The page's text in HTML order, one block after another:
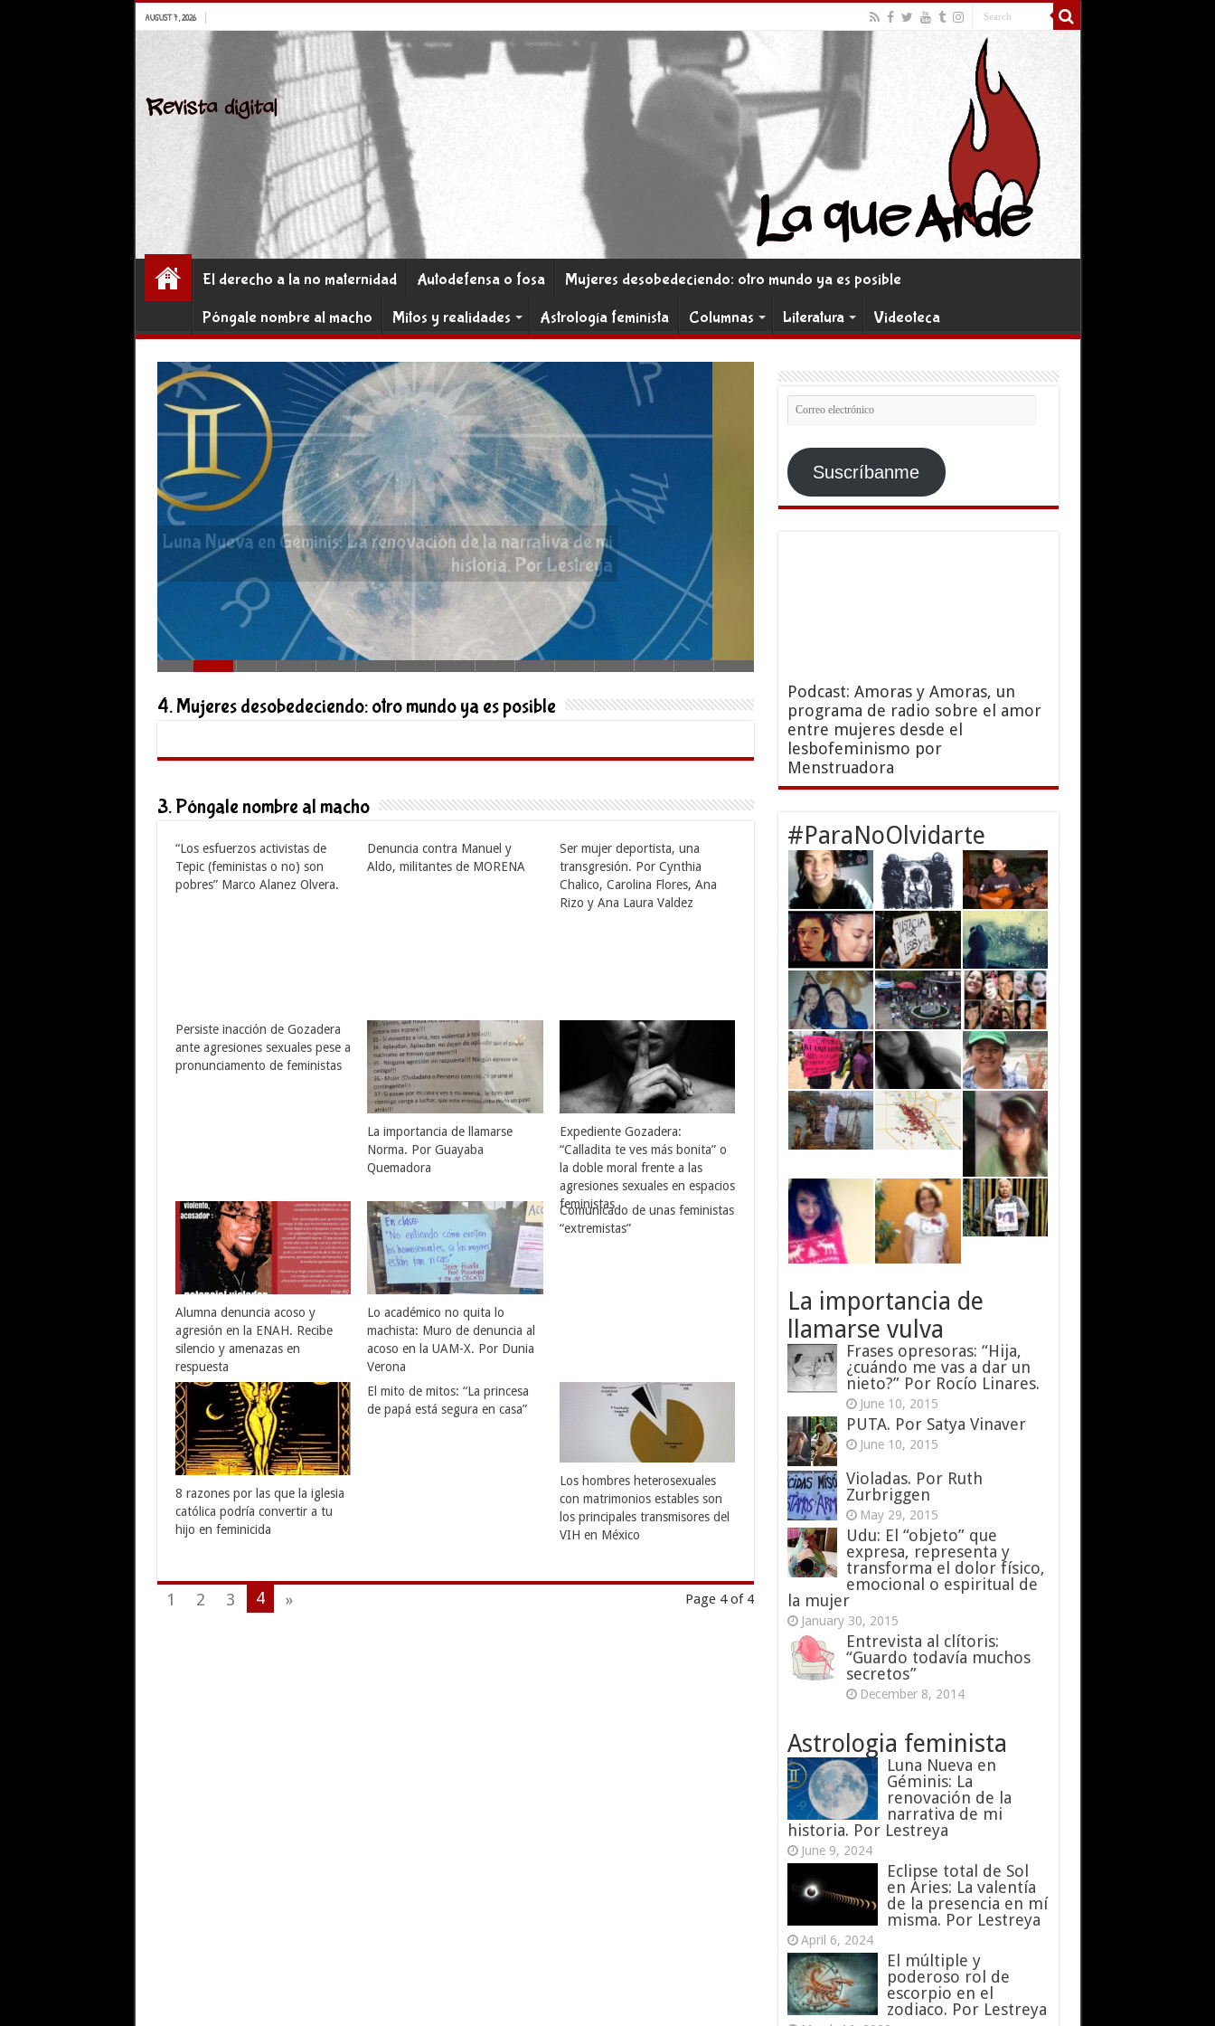
AUGUST 7, 2026
El derecho a la no maternidad Autodefensa o fosa
Mujeres desobedeciendo: otro mundo ya es posible
Póngale nombre al macho
Mitos y realidades Astrología feminista Columnas Literatura Videoteca
Luna Nueva en Géminis: La renovación de la narrativa de mi historia.
Por Lestreya
4. Mujeres desobedeciendo: otro mundo ya es posible
3. Póngale nombre al macho
“Los esfuerzos activistas de
Tepic (feministas o no) son
pobres” Marco Alanez Olvera.
Denuncia contra Manuel y
Aldo, militantes de MORENA
Ser mujer deportista, una
transgresión. Por Cynthia
Chalico, Carolina Flores, Ana
Rizo y Ana Laura Valdez
Persiste inacción de Gozadera
ante agresiones sexuales pese a
pronunciamento de feministas
La importancia de llamarse
Norma. Por Guayaba
Quemadora
Expediente Gozadera:
“Calladita te ves más bonita” o
la doble moral frente a las
agresiones sexuales en espacios
feministas
Alumna denuncia acoso y
agresión en la ENAH. Recibe
silencio y amenazas en
respuesta
Lo académico no quita lo
machista: Muro de denuncia al
acoso en la UAM-X. Por Dunia
Verona
Comunicado de unas feministas
“extremistas”
8 razones por las que la iglesia
católica podría convertir a tu
hijo en feminicida
El mito de mitos: “La princesa
de papá está segura en casa”
Los hombres heterosexuales
con matrimonios estables son
los principales transmisores del
VIH en México
Page 4 of 4
1 2 3 4 »
Correo
electrónico
Suscríbanme
Podcast: Amoras y Amoras, un
programa de radio sobre el amor
entre mujeres desde el
lesbofeminismo por
Menstruadora
#ParaNoOlvidarte
La importancia de
llamarse vulva
Frases opresoras: “Hija,
¿cuándo me vas a dar un
nieto?” Por Rocío Linares.
June 10, 2015
PUTA. Por Satya Vinaver
June 10, 2015
Violadas. Por Ruth
Zurbriggen
May 29, 2015
Udu: El “objeto” que
expresa, representa y
transforma el dolor físico,
emocional o espiritual de
la mujer
January 30, 2015
Entrevista al clítoris:
“Guardo todavía muchos
secretos”
December 8, 2014
Astrologia feminista
Luna Nueva en
Géminis: La
renovación de la
narrativa de mi
historia. Por Lestreya
June 9, 2024
Eclipse total de Sol
en Aries: La valentía
de la presencia en mí
misma. Por Lestreya
April 6, 2024
El múltiple y
poderoso rol de
escorpio en el
zodiaco. Por Lestreya